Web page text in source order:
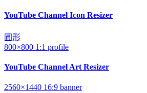
YouTube Channel Icon Resizer
圓形
800×800 1:1 profile
YouTube Channel Art Resizer
2560×1440 16:9 banner